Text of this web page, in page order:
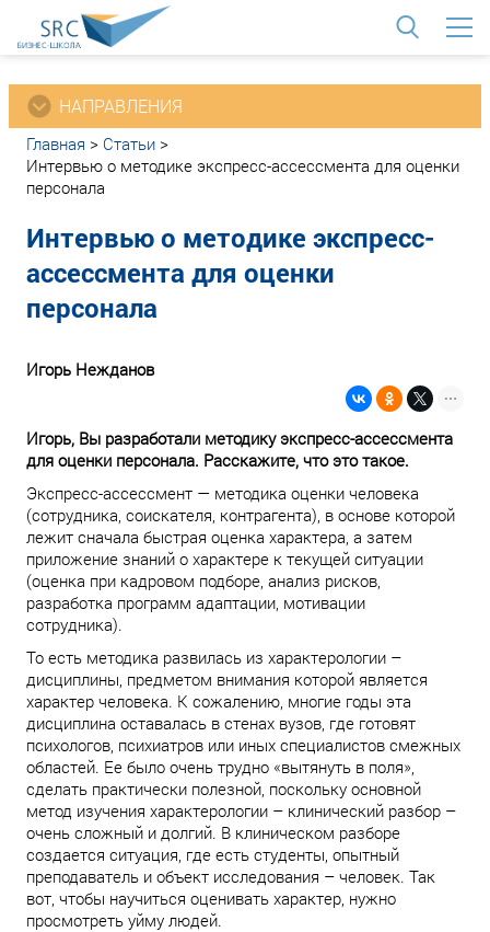
НАПРАВЛЕНИЯ
Главная > Статьи >
Интервью о методике экспресс-ассессмента для оценки
персонала
Интервью о методике экспресс-
ассессмента для оценки
персонала
Игорь Нежданов
Игорь, Вы разработали методику экспресс-ассессмента
для оценки персонала. Расскажите, что это такое.
Экспресс-ассессмент — методика оценки человека
(сотрудника, соискателя, контрагента), в основе которой
лежит сначала быстрая оценка характера, а затем
приложение знаний о характере к текущей ситуации
(оценка при кадровом подборе, анализ рисков,
разработка программ адаптации, мотивации
сотрудника).
То есть методика развилась из характерологии –
дисциплины, предметом внимания которой является
характер человека. К сожалению, многие годы эта
дисциплина оставалась в стенах вузов, где готовят
психологов, психиатров или иных специалистов смежных
областей. Ее было очень трудно «вытянуть в поля»,
сделать практически полезной, поскольку основной
метод изучения характерологии – клинический разбор –
очень сложный и долгий. В клиническом разборе
создается ситуация, где есть студенты, опытный
преподаватель и объект исследования – человек. Так
вот, чтобы научиться оценивать характер, нужно
просмотреть уйму людей.